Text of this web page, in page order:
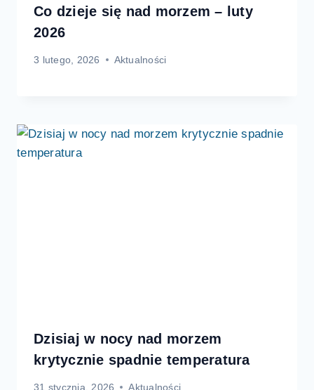
Co dzieje się nad morzem – luty
2026
3 lutego, 2026 Aktualności
Dzisiaj w nocy nad morzem
krytycznie spadnie temperatura
31 stycznia, 2026 Aktualności